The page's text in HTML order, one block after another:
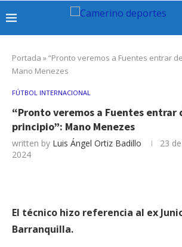
Portada »“Pronto veremos a Fuentes entrar
Mano Menezes
FÚTBOL INTERNACIONAL
“Pronto veremos a Fuentes entrar
principio”: Mano Menezes
written by Luis Ángel Ortiz Badillo
23
2024
El técnico hizo referencia al ex
Barranquilla.